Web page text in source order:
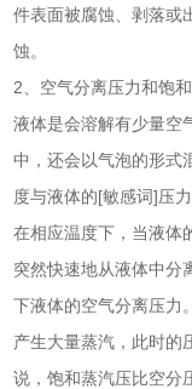
件表面被腐蚀、剥落或
蚀。
2、空气分离压力和饱
液体是会溶解有少量空
中，还会以气泡的形式
度与液体的[敏感词]压
在相应温度下，当液体
突然快速地从液体中分
下液体的空气分离压力
产生大量蒸汽，此时的
说，饱和蒸汽压比空分